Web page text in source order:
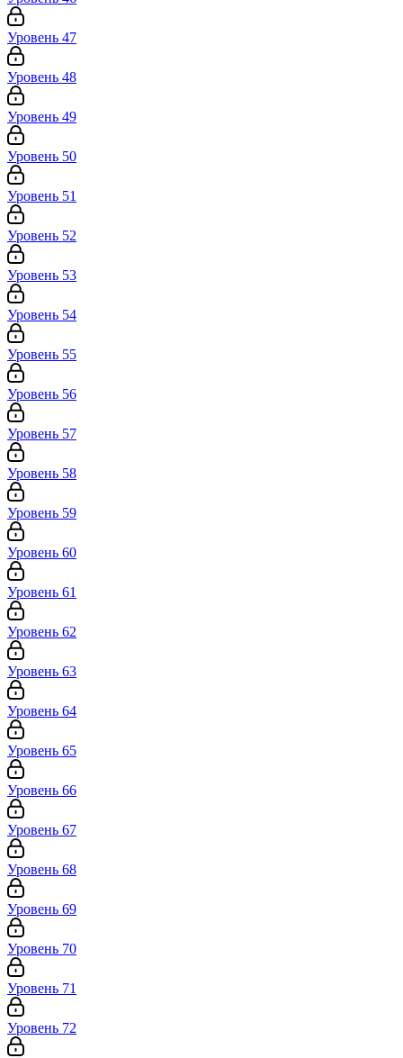
Уровень 47
Уровень 48
Уровень 49
Уровень 50
Уровень 51
Уровень 52
Уровень 53
Уровень 54
Уровень 55
Уровень 56
Уровень 57
Уровень 58
Уровень 59
Уровень 60
Уровень 61
Уровень 62
Уровень 63
Уровень 64
Уровень 65
Уровень 66
Уровень 67
Уровень 68
Уровень 69
Уровень 70
Уровень 71
Уровень 72